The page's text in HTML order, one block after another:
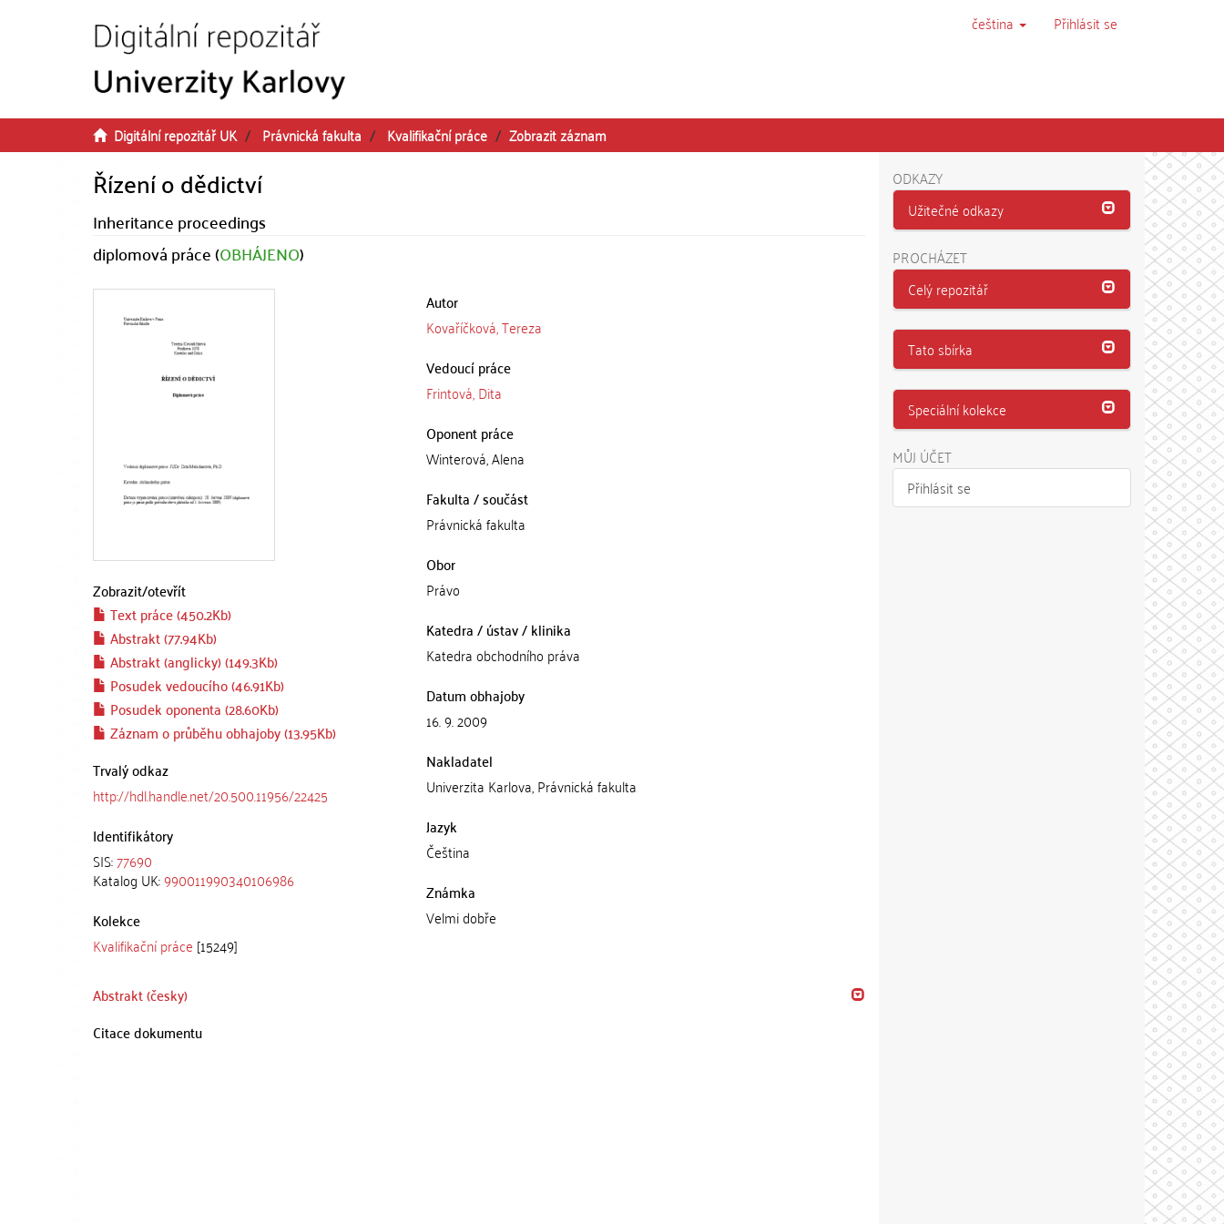
čeština Přihlásit se
Digitální repozitář UK Právnická fakulta Kvalifikační práce Zobrazit záznam
Řízení o dědictví
Inheritance proceedings
diplomová práce (OBHÁJENO)
Zobrazit/otevřít
Text práce (450.2Kb)
Abstrakt (77.94Kb)
Abstrakt (anglicky) (149.3Kb)
Posudek vedoucího (46.91Kb)
Posudek oponenta (28.60Kb)
Záznam o průběhu obhajoby (13.95Kb)
Trvalý odkaz
http://hdl.handle.net/20.500.11956/22425
Identifikátory
SIS:77690
Katalog UK:990011990340106986
Kolekce
Kvalifikační práce [15249]
Autor
Kovaříčková, Tereza
Vedoucí práce
Frintová, Dita
Oponent práce
Winterová, Alena
Fakulta / součást
Právnická fakulta
Obor
Právo
Katedra / ústav / klinika
Katedra obchodního práva
Datum obhajoby
16. 9. 2009
Nakladatel
Univerzita Karlova, Právnická fakulta
Jazyk
Čeština
Známka
Velmi dobře
Abstrakt (česky)
Citace dokumentu
ODKAZY
Užitečné odkazy
PROCHÁZET
Celý repozitář
Tato sbírka
Speciální kolekce
MŮJ ÚČET
Přihlásit se